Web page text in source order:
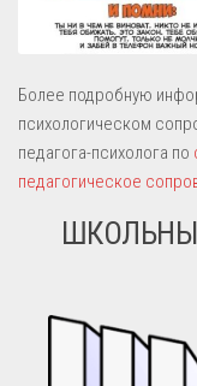
Более подробную
психологическом
педагога-психолога по
педагогическое